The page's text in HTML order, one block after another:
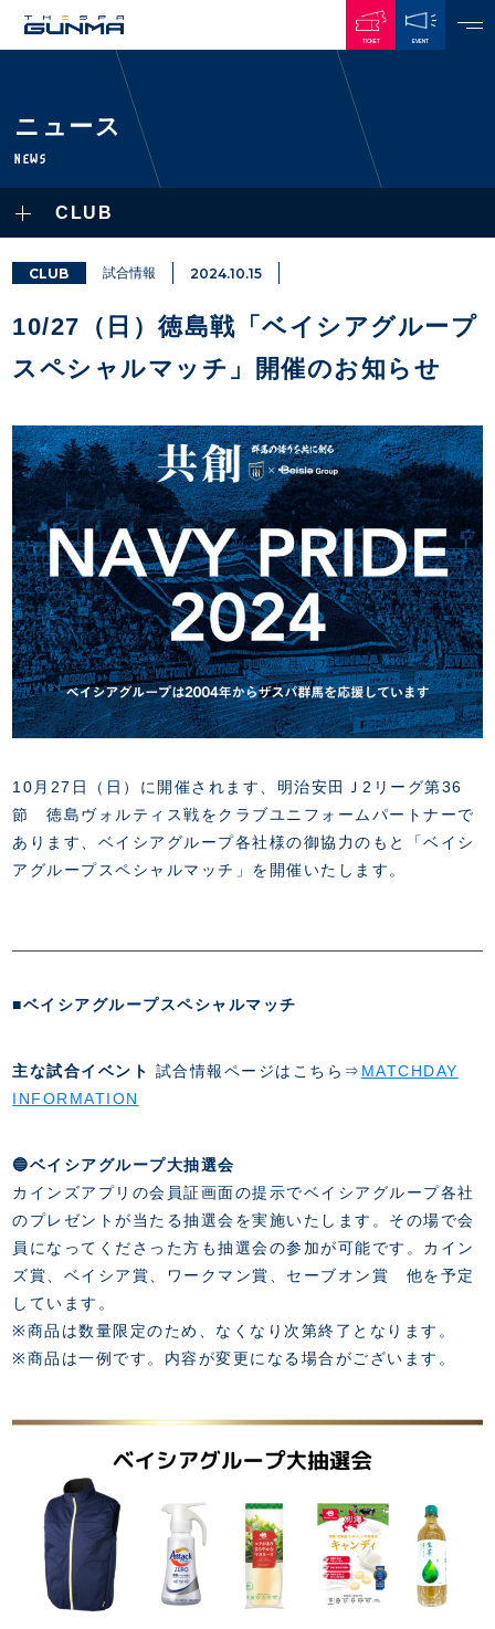
TICKET EVENT
TOP TEAM
CHALLENGERS
ACADEMY
THESPARK
PLAYERS / STAFFS
選手・スタッフ一覧
・注意事項
・練習場ごとの注意事項
・練習場マップ
GAMES
試合日程・結果
順位表
TICKETS
・前売・当日チケット
・発売日
・優待チケット
・企画チケット
・招待チケット
シーズンシート
・シーズンシート
・法人シーズンシート
GUIDE
INDEX
スタジアムアクセス
スタジアムルール
クラブプロパティ
スタジアムグルメ
会場周辺案内図
ホームイベント情報
初心者向けのガイダンス
運営サポートスタッフ募集
設営撤収応援隊募集
FANZONE
インデックス
ファンクラブ
グッズ
ザスパタイムズ
各SNS
マスコット
クラブアンバサダー
PARTNERS
クラブパートナー
アシストパートナー
ザスパ応援店紹介
ホームタウン活動
スマイルキッズキャラバン
ふるさと納税
COMPANY
会社概要
拠点一覧
クラブについて（エンブレム・ロゴ等）
HISTORY
お問い合わせ
CHALLENGERS
ACADEMY
アカデミー概要
U-18
Ladies U-18
Ladies U-15
SCHOOL
施設紹介
アクセス
ニュース
NEWS
CLUB
CLUB 試合情報 2024.10.15
10/27（日）徳島戦「ベイシアグループ
スペシャルマッチ」開催のお知らせ
10月27日（日）に開催されます、明治安田Ｊ2リーグ第36
節 徳島ヴォルティス戦をクラブユニフォームパートナーで
あります、ベイシアグループ各社様の御協力のもと「ベイシ
アグループスペシャルマッチ」を開催いたします。
■ベイシアグループスペシャルマッチ
主な試合イベント 試合情報ページはこちら⇒ MATCHDAY
INFORMATION
🔵ベイシアグループ大抽選会
カインズアプリの会員証画面の提示でベイシアグループ各社
のプレゼントが当たる抽選会を実施いたします。その場で会
員になってくださった方も抽選会の参加が可能です。カイン
ズ賞、ベイシア賞、ワークマン賞、セーブオン賞 他を予定
しています。
※商品は数量限定のため、なくなり次第終了となります。
※商品は一例です。内容が変更になる場合がございます。